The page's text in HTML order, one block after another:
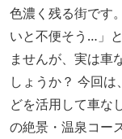
色濃く残る街です
いと不便そう…」
ませんが、実は車
しょうか？ 今回は
どを活用して車な
の絶景・温泉コー